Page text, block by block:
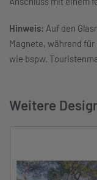
Hinweis: Auf den
Magnete, während
wie bspw.
Weitere